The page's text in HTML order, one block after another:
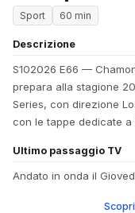
Sport 60 min
Descrizione
S102026 E66 —
prepara alla stagione
Series, con direzione
con le tappe dedicate a
Ultimo passaggio TV
Andato in onda il